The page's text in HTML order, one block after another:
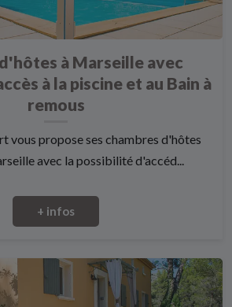
à Marseille avec
à la piscine et au Bain à
remous
vous propose ses chambres d'hôtes
avec la possibilité d'accéd...
+ infos